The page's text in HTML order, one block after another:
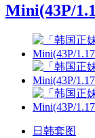
Mini(43P/
日韩套图